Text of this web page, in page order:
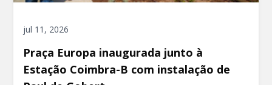
jul 11, 2026
Praça Europa inaugurada junto à
Estação Coimbra-B com instalação de